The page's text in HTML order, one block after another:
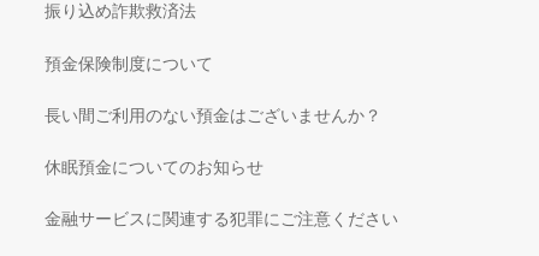
・ご利用期間中に本サービスの契約を解約する場合には、
・ご連絡の際には、当社が後日お送りする「ご契約内容のご
案内」をお手元にご用意ください。
・本サービスの契約の解約に関する条件はありません。ただ
し、本サービスのご利用を目的として当社から携帯電話端
末設備を購入し、当該端末設備のお支払いが未完了の場合
には、本サービスの契約を解約したときであっても、当該
お支払いの義務を免れるものではないことをご注意くださ
振り込め詐欺救済法
預金保険制度について
長い間ご利用のない預金はございませんか？
休眠預金についてのお知らせ
金融サービスに関連する犯罪にご注意ください